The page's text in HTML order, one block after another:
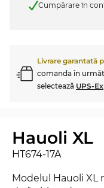
Cumpărare în
Livrare garantată
comanda în
selectează UPS-
Hauoli XL
HT674-17A
Modelul Hauoli XL